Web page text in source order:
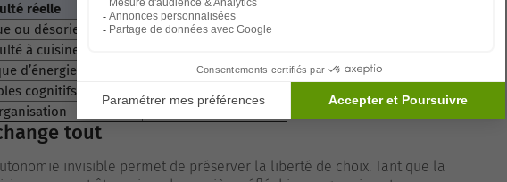
réelle
Risque à moyen terme
ou désorientation
Isolement social
à cuisiner
d’énergie
Risque domestique
cognitifs débutants
Dégradation de la santé
tout
invisible permet de préserver la liberté de choix. Tant que la